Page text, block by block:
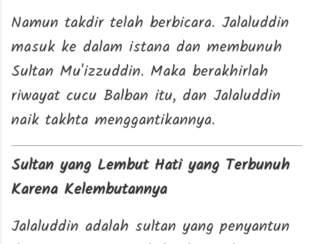
Namun takdir telah berbicara. Jalaluddin
masuk ke dalam istana dan membunuh
Sultan Mu'izzuddin. Maka berakhirlah
riwayat cucu Balban itu, dan Jalaluddin
naik takhta menggantikannya.
Sultan yang Lembut Hati yang Terbunuh
Karena Kelembutannya
Jalaluddin adalah sultan yang penyantun